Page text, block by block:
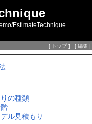
EstimateTechnique
[ トップ] [ 編集 |
の種類
ル見積もり